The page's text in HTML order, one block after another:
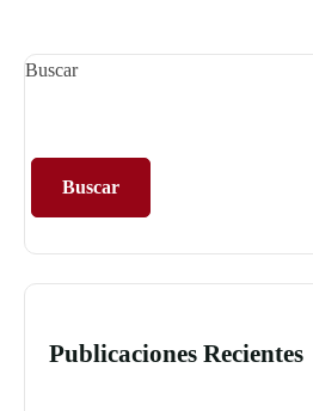
Buscar
Buscar
Publicaciones Recientes